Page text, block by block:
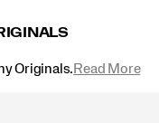
Originals. Read More